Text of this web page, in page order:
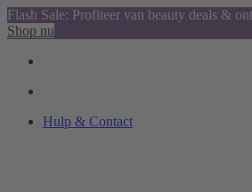
Flash Sale: Profiteer van beauty deals &
Shop nu
Hulp & Contact